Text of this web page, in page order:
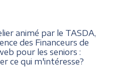
animé par le TASDA,
des Financeurs de
pour les seniors :
ce qui m'intéresse?